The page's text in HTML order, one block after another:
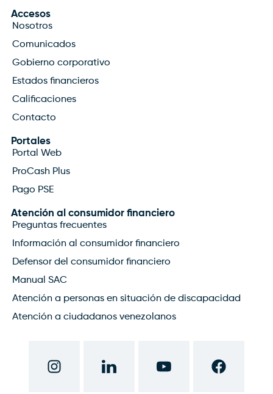
Accesos
Nosotros
Comunicados
Gobierno corporativo
Estados financieros
Calificaciones
Contacto
Portales
Portal Web
ProCash Plus
Pago PSE
Atención al consumidor financiero
Preguntas frecuentes
Información al consumidor financiero
Defensor del consumidor financiero
Manual SAC
Atención a personas en situación de discapacidad
Atención a ciudadanos venezolanos